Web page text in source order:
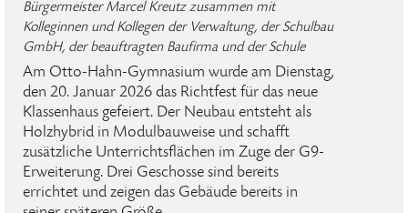
Bürgermeister Marcel Kreutz zusammen mit
Kolleginnen und Kollegen der Verwaltung, der Schulbau
GmbH, der beauftragten Baufirma und der Schule
Am Otto-Hahn-Gymnasium wurde am Dienstag,
den 20. Januar 2026 das Richtfest für das neue
Klassenhaus gefeiert. Der Neubau entsteht als
Holzhybrid in Modulbauweise und schafft
zusätzliche Unterrichtsflächen im Zuge der G9-
Erweiterung. Drei Geschosse sind bereits
errichtet und zeigen das Gebäude bereits in